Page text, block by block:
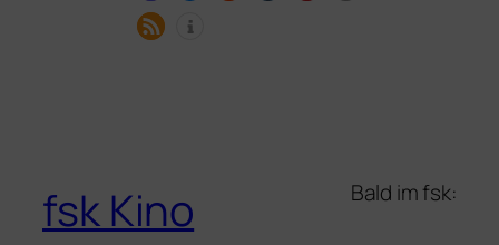
fsk Kino Bald im fsk: